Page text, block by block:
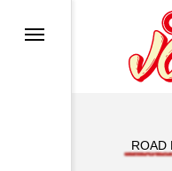
イク
ROAD